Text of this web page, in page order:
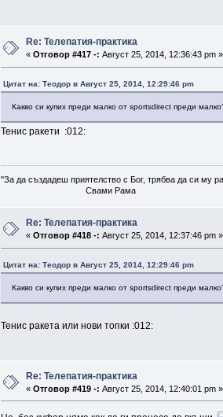
Re: Телепатия-практика
«Отговор #417 -: Август 25, 2014, 12:36:43 pm »
Цитат на: Теодор в Август 25, 2014, 12:29:46 pm
Какво си купих преди малко от sportsdirect преди
Тенис ракети :012:
"За да създадеш приятелство с Бог, трябва да си му
Свами Рама
Re: Телепатия-практика
«Отговор #418 -: Август 25, 2014, 12:37:46 pm »
Цитат на: Теодор в Август 25, 2014, 12:29:46 pm
Какво си купих преди малко от sportsdirect преди
Тенис ракета или нови топки :012:
Re: Телепатия-практика
«Отговор #419 -: Август 25, 2014, 12:40:01 pm »